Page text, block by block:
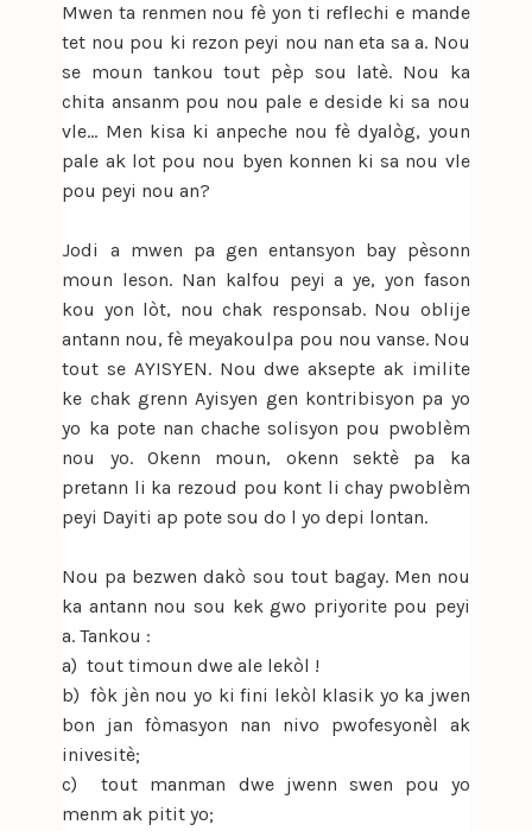
Mwen ta renmen nou fè yon ti reflechi e mande
tet nou pou ki rezon peyi nou nan eta sa a. Nou
se moun tankou tout pèp sou latè. Nou ka
chita ansanm pou nou pale e deside ki sa nou
vle… Men kisa ki anpeche nou fè dyalòg, youn
pale ak lot pou nou byen konnen ki sa nou vle
pou peyi nou an?
Jodi a mwen pa gen entansyon bay pèsonn
moun leson. Nan kalfou peyi a ye, yon fason
kou yon lòt, nou chak responsab. Nou oblije
antann nou, fè meyakoulpa pou nou vanse. Nou
tout se AYISYEN. Nou dwe aksepte ak imilite
ke chak grenn Ayisyen gen kontribisyon pa yo
yo ka pote nan chache solisyon pou pwoblèm
nou yo. Okenn moun, okenn sektè pa ka
pretann li ka rezoud pou kont li chay pwoblèm
peyi Dayiti ap pote sou do l yo depi lontan.
Nou pa bezwen dakò sou tout bagay. Men nou
ka antann nou sou kek gwo priyorite pou peyi
a. Tankou :
a) tout timoun dwe ale lekòl !
b) fòk jèn nou yo ki fini lekòl klasik yo ka jwen
bon jan fòmasyon nan nivo pwofesyonèl ak
inivesitè;
c) tout manman dwe jwenn swen pou yo
menm ak pitit yo;